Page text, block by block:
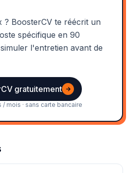
? BoosterCV te réécrit un
spécifique en 90
l'entretien avant de
gratuitement →
mois · sans carte bancaire